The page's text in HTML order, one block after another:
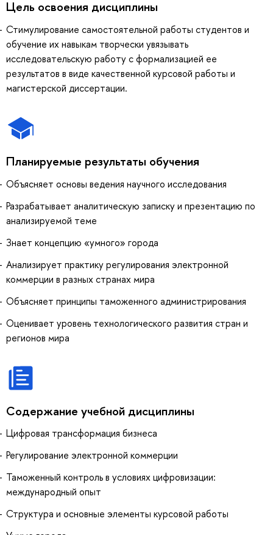
Цель освоения дисциплины
Стимулирование самостоятельной работы студентов и
обучение их навыкам творчески увязывать
исследовательскую работу с формализацией ее
результатов в виде качественной курсовой работы и
магистерской диссертации.
Планируемые результаты обучения
Объясняет основы ведения научного исследования
Разрабатывает аналитическую записку и презентацию по
анализируемой теме
Знает концепцию «умного» города
Анализирует практику регулирования электронной
коммерции в разных странах мира
Объясняет принципы таможенного администрирования
Оценивает уровень технологического развития стран и
регионов мира
Содержание учебной дисциплины
Цифровая трансформация бизнеса
Регулирование электронной коммерции
Таможенный контроль в условиях цифровизации:
международный опыт
Структура и основные элементы курсовой работы